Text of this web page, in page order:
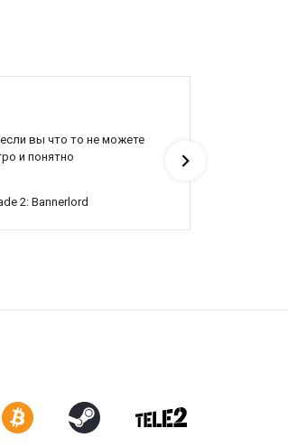
вы что то не можете
и понятно
2: Bannerlord